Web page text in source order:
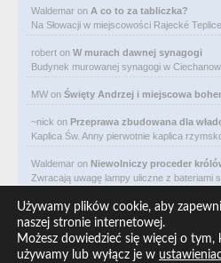
Waldemar on A co to za tabliczka?
Na Słowacji w miejscowości Rajecké
robert on W murach dawnej synagogi
Budynek murowanej synagogi w
MW on Święty Andrzej i miejscowa
~nick on Przeprawa zbudowana dla
Kaplica Św. Anny pierwotnie kaplica
Waldemar on Niewolniczy proceder
Zwracają uwagę lampy uliczne z bateriami
Waldemar on Adam Asnyk. Poeta z
CIEKAWOSTKA że pod banderą Malty
Waldemar on
Historia na Wawelskim
Używamy plików cookie, aby
naszej stronie internetowej.
Możesz dowiedzieć się więcej o
używamy lub wyłącz je w